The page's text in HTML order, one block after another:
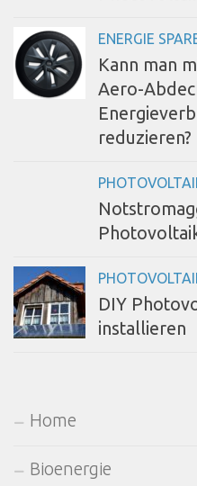
ENERGIE
Kann man
Aero-
reduzieren?
DIY
installieren
Home
Bioenergie